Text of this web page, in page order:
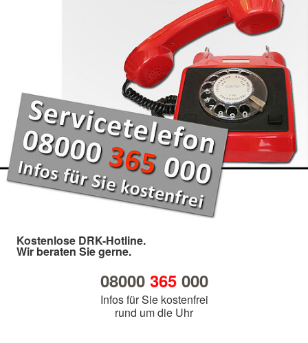
Kostenlose DRK-Hotline.
Wir beraten Sie gerne.
08000 365000
Infos für Sie kostenfrei
rund um die Uhr